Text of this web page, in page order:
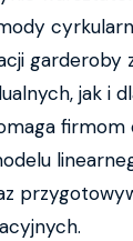
garderoby
jak i
firmom